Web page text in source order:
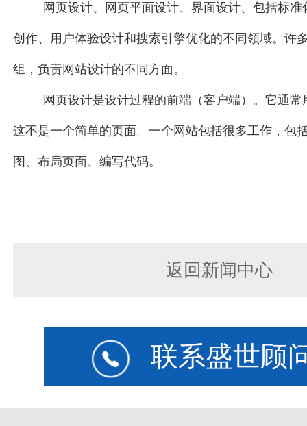
网页设计、网页平面设计、界面设计、包括标
创作、用户体验设计和搜索引擎优化的不同领域。许
组，负责网站设计的不同方面。
网页设计是设计过程的前端（客户端）。它通
这不是一个简单的页面。一个网站包括很多工作，包
图、布局页面、编写代码。
返回新闻中心
联系盛世顾